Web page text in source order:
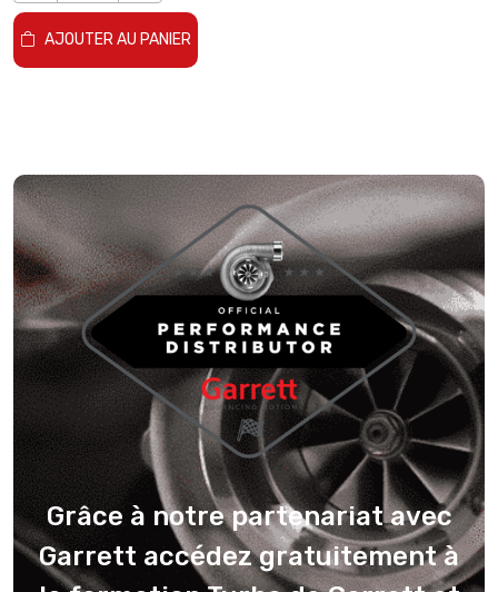
AJOUTER AU PANIER
Grâce à notre partenariat avec
Garrett accédez gratuitement à